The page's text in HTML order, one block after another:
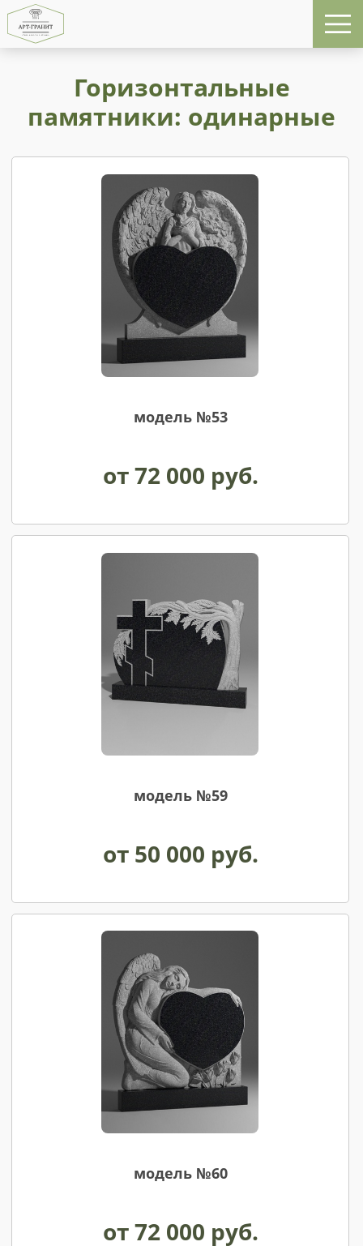
Горизонтальные
памятники: одинарные
модель №53
от 72 000 руб.
модель №59
от 50 000 руб.
модель №60
от 72 000 руб.